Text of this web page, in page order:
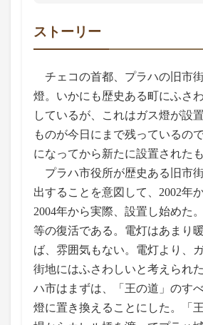
ストーリー
チェコの首都、プラハの旧市
燈。いかにも歴史ある町にふさ
しているが、これはガス燈が設
ものが今日にまで残っているの
になってから新たに設置された
プラハ市役所が歴史ある旧市
出することを意図して、2002年
2004年から実際、設置し始めた
等の復活である。電灯はあまり
ば、雰囲気もない。電灯より、
街地にはふさわしいと考えられ
ハ市はまずは、「王の道」のす
燈に置き換えることにした。「